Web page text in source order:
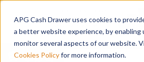
APG Cash Drawer uses cookies to
a better website experience, by enabling
monitor several aspects of our website.
Cookies Policyfor more information.